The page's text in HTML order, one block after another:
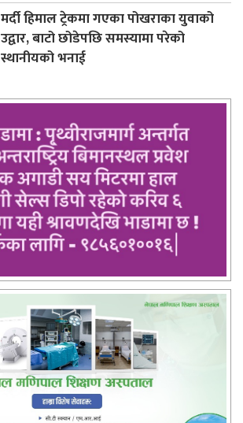
मर्दी हिमाल ट्रेकमा गएका पोखराका युवाको
उद्वार, बाटो छोडेपछि समस्यामा परेको
स्थानीयको भनाई